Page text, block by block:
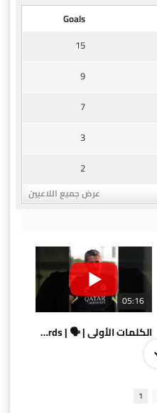
Goals
15
9
7
3
2
عرض جميع اللاعبين
05:16
الكلمات الأولى | 🗣 | First words
1